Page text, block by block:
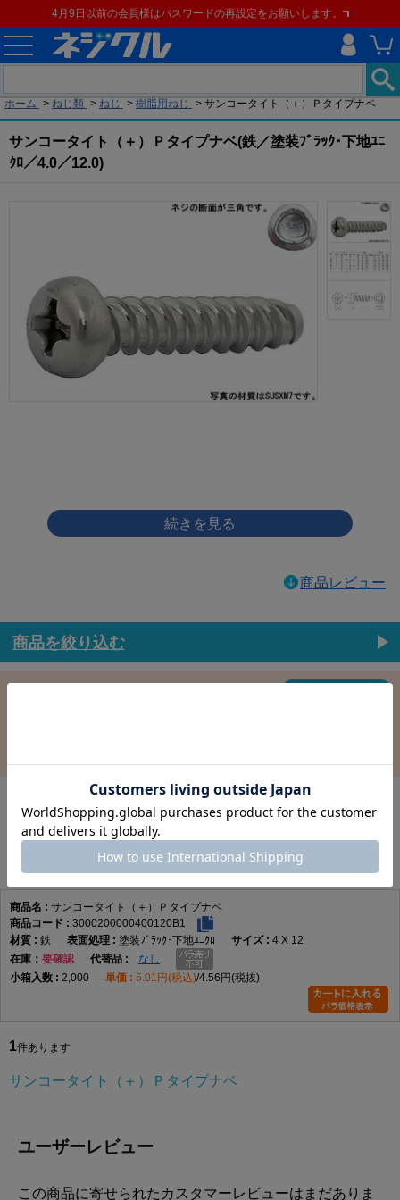
4月9日以前の会員様はパスワードの再設定をお願いします。
ホーム > ねじ類 > ねじ > 樹脂用ねじ > サンコータイト（＋）Ｐタイプナベ
サンコータイト（＋）Ｐタイプナベ(鉄／塗装ﾌﾞﾗｯｸ･下地ﾕﾆ
ｸﾛ／4.0／12.0)
商品レビュー
商品を絞り込む
在庫更新日時：2026/08/09 03:00
サンコータイト（＋）Ｐタイプナベ
サンコータイト（＋）Ｐタイプナベ
3000200000400120B1
鉄
塗装ﾌﾞﾗｯｸ･下地ﾕﾆｸﾛ
4 X 12
在庫
要確認
なし
2,000
5.01円(税込) 4.56円(税抜)
1件あります
サンコータイト（＋）Ｐタイプナベ
ユーザーレビュー
この商品に寄せられたカスタマーレビューはまだありま